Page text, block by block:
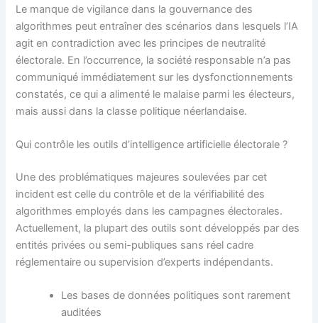
Le manque de vigilance dans la gouvernance des
algorithmes peut entraîner des scénarios dans lesquels l’IA
agit en contradiction avec les principes de neutralité
électorale. En l’occurrence, la société responsable n’a pas
communiqué immédiatement sur les dysfonctionnements
constatés, ce qui a alimenté le malaise parmi les électeurs,
mais aussi dans la classe politique néerlandaise.
Qui contrôle les outils d’intelligence artificielle électorale ?
Une des problématiques majeures soulevées par cet
incident est celle du contrôle et de la vérifiabilité des
algorithmes employés dans les campagnes électorales.
Actuellement, la plupart des outils sont développés par des
entités privées ou semi-publiques sans réel cadre
réglementaire ou supervision d’experts indépendants.
Les bases de données politiques sont rarement
auditées